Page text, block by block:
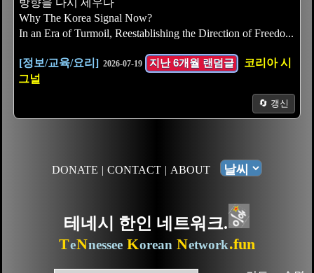
방향을 다시 세우다
Why The Korea Signal Now?
In an Era of Turmoil, Reestablishing the Direction of Freedo...
[정보/교육/요리] 2026-07-19 지난 6개월 랜덤글
코리아 시
그널
🔄 갱신
DONATE | CONTACT | ABOUT
테네시 한인 네트워크.
TeNnessee Korean Network.fun